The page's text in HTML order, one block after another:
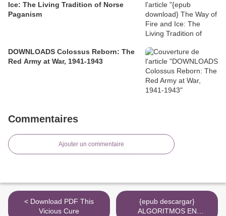
Ice: The Living Tradition of Norse
Paganism
DOWNLOADS Colossus Reborn: The
Red Army at War, 1941-1943
Commentaires
Ajouter un commentaire
< Download PDF This
Vicious Cure
{epub descargar}
ALGORITMOS EN